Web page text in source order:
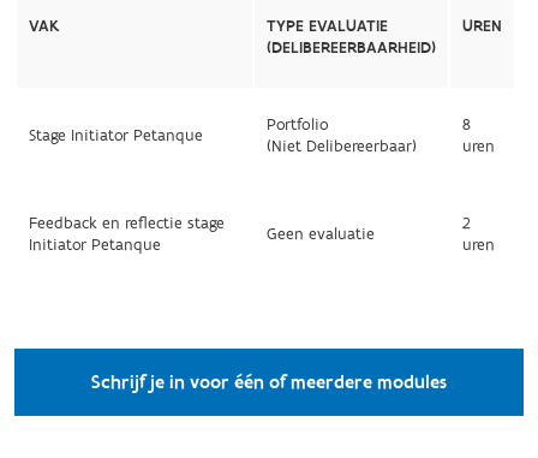
VAK
TYPE EVALUATIE
(DELIBEREERBAARHEID)
UREN
Stage Initiator Petanque
Portfolio
(Niet Delibereerbaar)
8
uren
Feedback en reflectie stage
Initiator Petanque
Geen evaluatie
2
uren
Schrijf je in voor één of meerdere modules